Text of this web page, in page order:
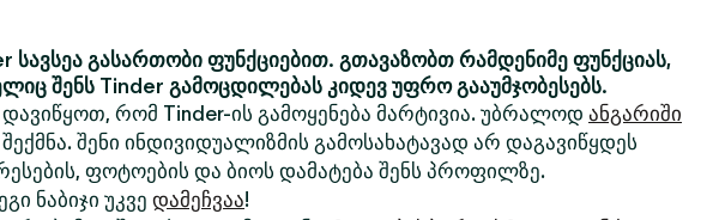
სავსეა გასართობი ფუნქციებით. გთავაზობთ რამდენიმე ფუნქციას,
შენს Tinder გამოცდილებას კიდევ უფრო გააუმჯობესებს.
რომ Tinder-ის გამოყენება მარტივია. უბრალოდ ანგარიში
შენი ინდივიდუალიზმის გამოსახატავად არ დაგავიწყდეს
ფოტოების და ბიოს დამატება შენს პროფილზე.
ნაბიჯი უკვე დამეჩვაა!